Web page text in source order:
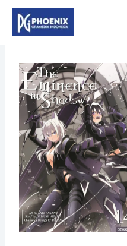
Skip
content